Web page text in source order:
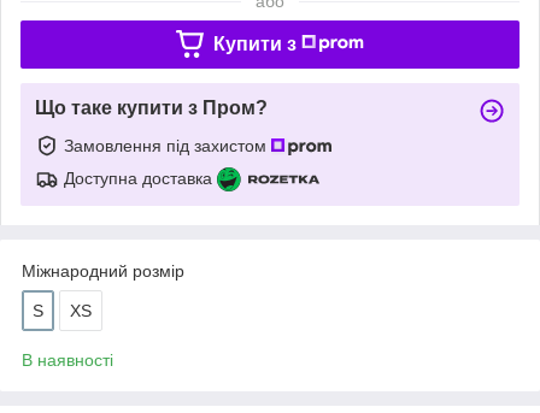
Купити з
Що таке купити з Пром?
Замовлення під захистом
Доступна доставка
Міжнародний розмір
S XS
В наявності